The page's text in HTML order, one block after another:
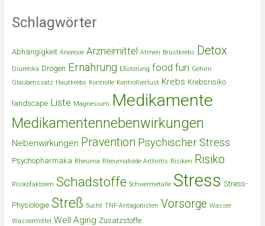
Schlagwörter
Abhängigkeit Anorexie Arzneimittel Atmen Brustkrebs Detox
Diuretika Drogen Ernährung Eßstörung food fun Gehirn
Glaubenssatz Hautkrebs Kontrolle Kontrollverlust Krebs Krebsrisiko
landscape Liste Magnesium Medikamente
Medikamentennebenwirkungen
Nebenwirkungen Prävention Psychischer Stress
Psychopharmaka Rheuma Rheumatoide Arthritis Risiken Risiko
Risikofaktoren Schadstoffe Schwermetalle Stress Stress-
Physiologie Streß Sucht TNF-Antagonisten Vorsorge Wasser
Wassermittel Well Aging Zusatzstoffe